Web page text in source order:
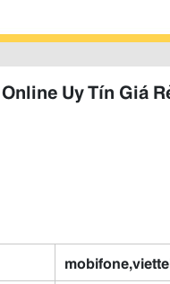
Uy Tín Giá